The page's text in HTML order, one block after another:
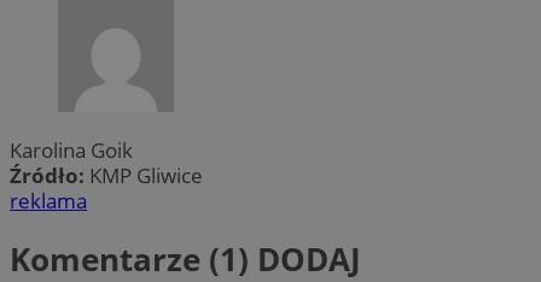
Karolina Goik
Źródło: KMP Gliwice
reklama
Komentarze (1) DODAJ